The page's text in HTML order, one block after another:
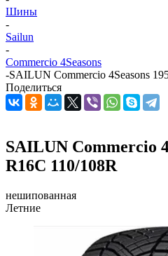
Шины
-
Sailun
-
Commercio 4Seasons
-SAILUN Commercio 4Seasons
Поделиться
SAILUN Commercio
R16C 110/108R
нешипованная
Летние